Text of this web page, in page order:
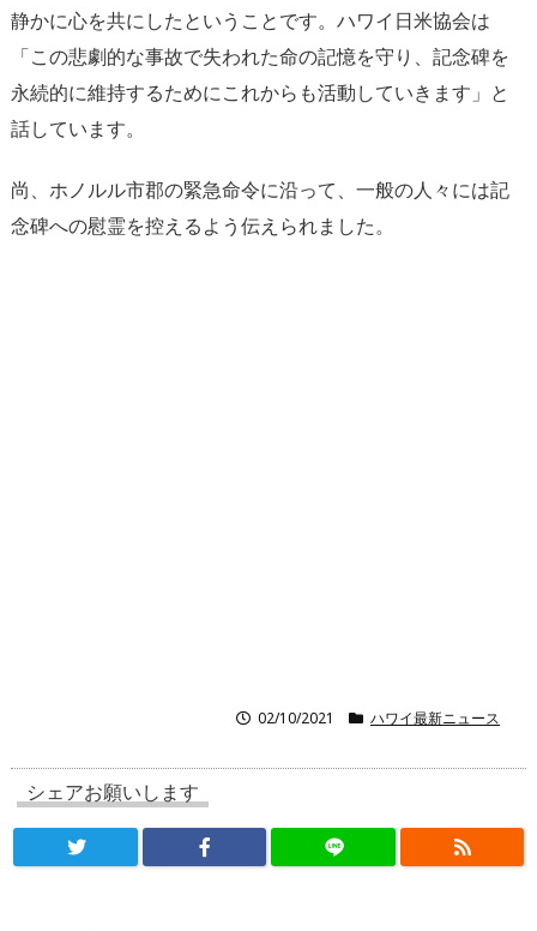
静かに心を共にしたということです。ハワイ日米協会は
「この悲劇的な事故で失われた命の記憶を守り、記念碑を
永続的に維持するためにこれからも活動していきます」と
話しています。
尚、ホノルル市郡の緊急命令に沿って、一般の人々には記
念碑への慰霊を控えるよう伝えられました。
02/10/2021 ハワイ最新ニュース
シェアお願いします